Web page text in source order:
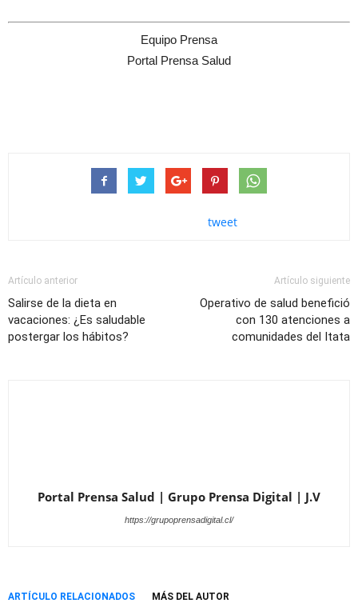
Equipo Prensa
Portal Prensa Salud
tweet
Artículo anterior
Salirse de la dieta en
vacaciones: ¿Es saludable
postergar los hábitos?
Artículo siguiente
Operativo de salud benefició
con 130 atenciones a
comunidades del Itata
Portal Prensa Salud | Grupo Prensa Digital | J.V
https://grupoprensadigital.cl/
ARTÍCULO RELACIONADOS MÁS DEL AUTOR